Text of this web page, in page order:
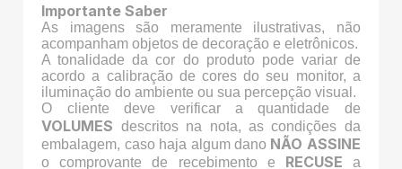
Importante Saber
As imagens são meramente ilustrativas, não
acompanham objetos de decoração e eletrônicos.
A tonalidade da cor do produto pode variar de
acordo a calibração de cores do seu monitor, a
iluminação do ambiente ou sua percepção visual.
O cliente deve verificar a quantidade de
VOLUMES descritos na nota, as condições da
embalagem, caso haja algum dano NÃO ASSINE
o comprovante de recebimento e RECUSE a